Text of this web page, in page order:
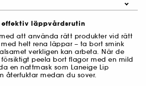
effektiv läppvårdsrutin
att använda rätt produkter vid rätt
helt rena läppar – ta bort smink
verkligen kan arbeta. När de
peela bort flagor med en mild
en nattmask som Laneige Lip
återfuktar medan du sover.